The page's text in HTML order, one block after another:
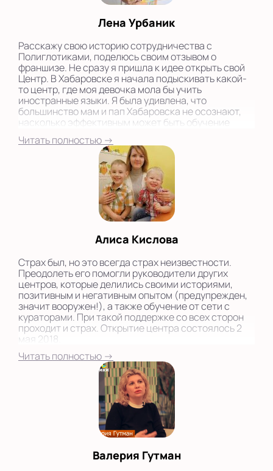
Лена Урбаник
Расскажу свою историю сотрудничества с
Полиглотиками, поделюсь своим отзывом о
франшизе. Не сразу я пришла к идее открыть свой
Центр. В Хабаровске я начала подыскивать какой-
то центр, где моя девочка мола бы учить
иностранные языки. Я была удивлена, что
большинство мам и пап Хабаровска не осознают,
насколько эффективным может быть обучение
английскому, корейскому, китайскому и японскому
с раннего возраста. Сеть Полиглотики - это именно
то, что нужно нашим деткам. Дети очень легко учат
иностранные языки, те, кто начинает заниматься в
Центрах Полиглотики с раннего возраста, говорят
на английском без акцента. Франшиза Полиглотики
- очень выгодная, окупила себя достаточно
Читать полностью →
Алиса Кислова
Страх был, но это всегда страх неизвестности.
Преодолеть его помогли руководители других
центров, которые делились своими историями,
позитивным и негативным опытом (предупрежден,
значит вооружен!), а также обучение от сети с
кураторами. При такой поддержке со всех сторон
проходит и страх. Открытие центра состоялось 2
мая 2018.
Читать полностью →
Валерия Гутман